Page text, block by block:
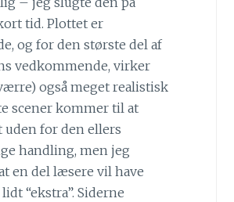
tid. Plottet er
og for den største del af
vedkommende, virker
også meget realistisk
scener kommer til at
uden for den ellers
handling, men jeg
en del læsere vil have
“ekstra”. Siderne